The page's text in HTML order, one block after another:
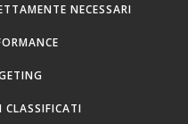
©2002 Informativa sui
E' vietato riprodurre o
Ufficio del Registro delle
NECESSARI
CLASSIFICATI